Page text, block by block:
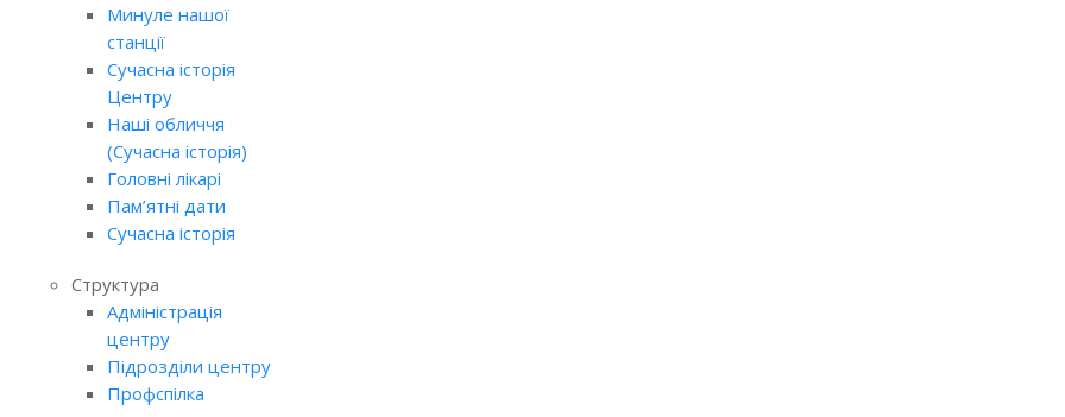
Минуле нашої
станції
Сучасна історія
Центру
Наші обличчя
(Сучасна історія)
Головні лікарі
Пам’ятні дати
Сучасна історія
Структура
Адміністрація
центру
Підрозділи центру
Профспілка